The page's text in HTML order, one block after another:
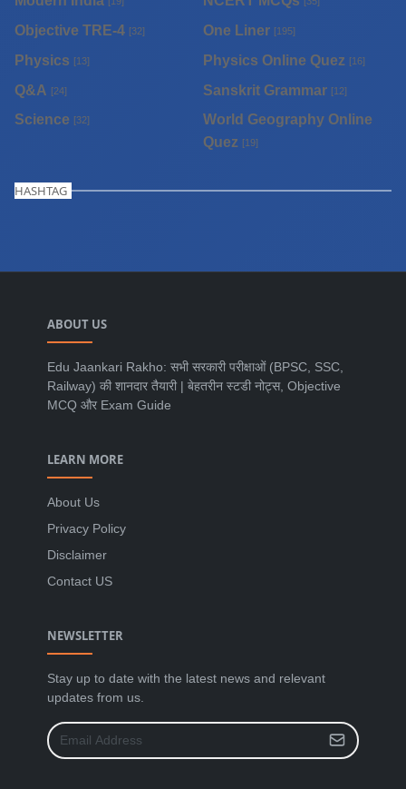
Objective TRE-4 [32] One Liner [195]
Physics [13] Physics Online Quez [16]
Q&A [24] Sanskrit Grammar [12]
Science [32]
World Geography Online
Quez [19]
HASHTAG
ABOUT US
Edu Jaankari Rakho: सभी सरकारी परीक्षाओं (BPSC, SSC,
Railway) की शानदार तैयारी | बेहतरीन स्टडी नोट्स, Objective
MCQ और Exam Guide
LEARN MORE
About Us
Privacy Policy
Disclaimer
Contact US
NEWSLETTER
Stay up to date with the latest news and relevant
updates from us.